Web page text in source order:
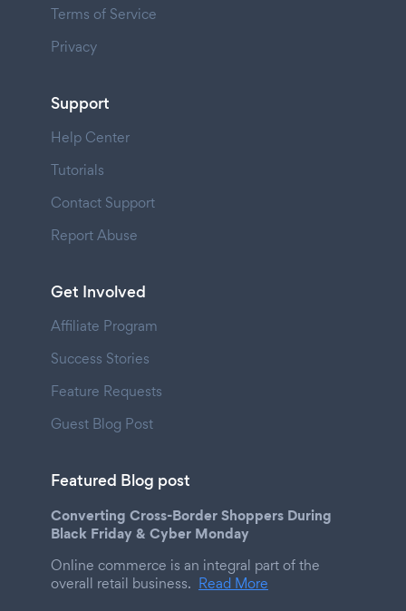
Terms of Service
Privacy
Support
Help Center
Tutorials
Contact Support
Report Abuse
Get Involved
Affiliate Program
Success Stories
Feature Requests
Guest Blog Post
Featured Blog post
Converting Cross-Border Shoppers During
Black Friday & Cyber Monday
Online commerce is an integral part of the
overall retail business. Read More